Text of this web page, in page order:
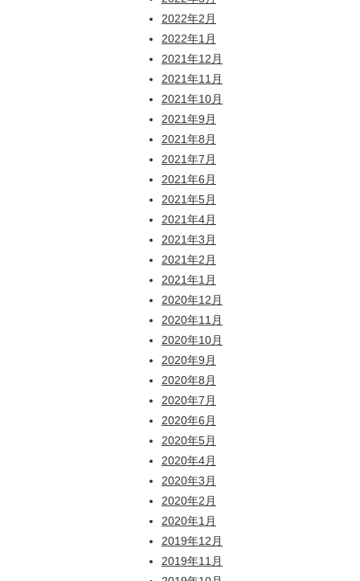
2022年2月
2022年1月
2021年12月
2021年11月
2021年10月
2021年9月
2021年8月
2021年7月
2021年6月
2021年5月
2021年4月
2021年3月
2021年2月
2021年1月
2020年12月
2020年11月
2020年10月
2020年9月
2020年8月
2020年7月
2020年6月
2020年5月
2020年4月
2020年3月
2020年2月
2020年1月
2019年12月
2019年11月